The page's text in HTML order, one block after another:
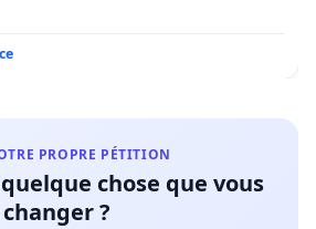
PROPRE PÉTITION
chose que vous
?